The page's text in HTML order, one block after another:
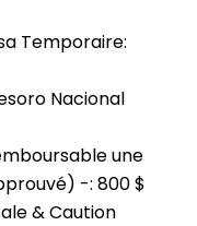
Temporaire:
Nacional
une
-: 800 $
& Caution